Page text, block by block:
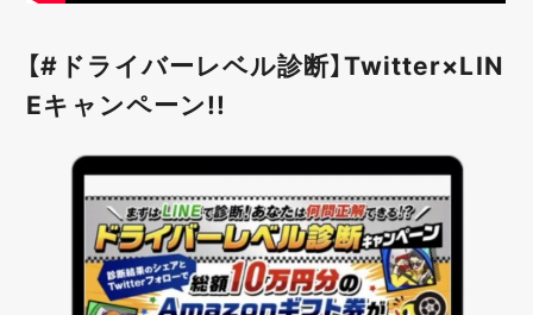
【#ドライバーレベル診断】Twitter×LIN
Eキャンペーン!!